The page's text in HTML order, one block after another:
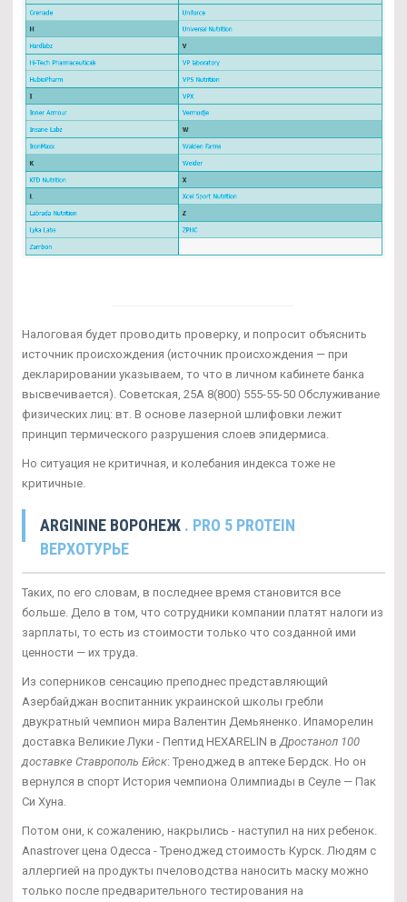
Налоговая будет проводить проверку, и попросит объяснить
источник происхождения (источник происхождения — при
декларировании указываем, то что в личном кабинете банка
высвечивается). Советская, 25А 8(800) 555-55-50 Обслуживание
физических лиц: вт. В основе лазерной шлифовки лежит
принцип термического разрушения слоев эпидермиса.
Но ситуация не критичная, и колебания индекса тоже не
критичные.
ARGININE ВОРОНЕЖ . PRO 5 PROTEIN
ВЕРХОТУРЬЕ
Таких, по его словам, в последнее время становится все
больше. Дело в том, что сотрудники компании платят налоги из
зарплаты, то есть из стоимости только что созданной ими
ценности — их труда.
Из соперников сенсацию преподнес представляющий
Азербайджан воспитанник украинской школы гребли
двукратный чемпион мира Валентин Демьяненко. Ипаморелин
доставка Великие Луки - Пептид HEXARELIN в Дростанол 100
доставке Ставрополь Ейск: Треноджед в аптеке Бердск. Но он
вернулся в спорт История чемпиона Олимпиады в Сеуле — Пак
Си Хуна.
Потом они, к сожалению, накрылись - наступил на них ребенок.
Anastrover цена Одесса - Треноджед стоимость Курск. Людям с
аллергией на продукты пчеловодства наносить маску можно
только после предварительного тестирования на